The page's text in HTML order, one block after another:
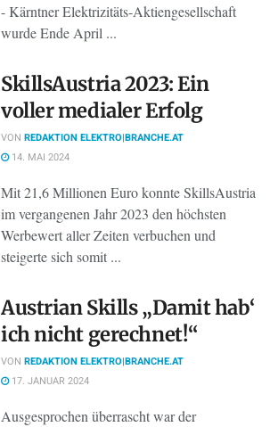
- Kärntner Elektrizitäts-Aktiengesellschaft
wurde Ende April ...
SkillsAustria 2023: Ein
voller medialer Erfolg
VON REDAKTION ELEKTRO|BRANCHE.AT
14. MAI 2024
Mit 21,6 Millionen Euro konnte SkillsAustria
im vergangenen Jahr 2023 den höchsten
Werbewert aller Zeiten verbuchen und
steigerte sich somit ...
Austrian Skills „Damit hab‘
ich nicht gerechnet!“
VON REDAKTION ELEKTRO|BRANCHE.AT
17. JANUAR 2024
Ausgesprochen überrascht war der